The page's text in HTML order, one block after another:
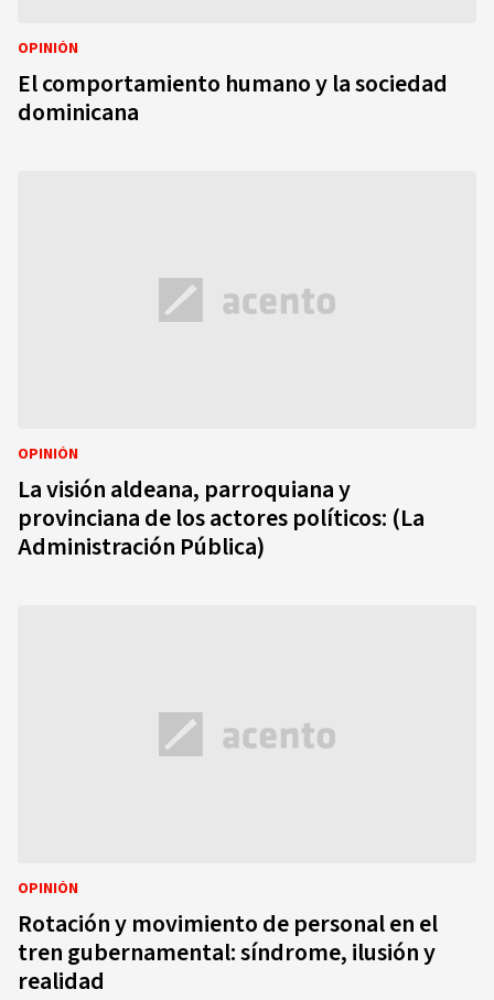
OPINIÓN
El comportamiento humano y la sociedad
dominicana
OPINIÓN
La visión aldeana, parroquiana y
provinciana de los actores políticos: (La
Administración Pública)
OPINIÓN
Rotación y movimiento de personal en el
tren gubernamental: síndrome, ilusión y
realidad